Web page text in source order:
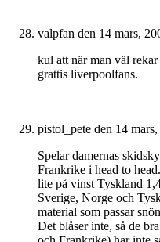
valpfan den 14 mars,
kul att när man väl
grattis liverpoolfans.
pistol_pete den 14
Spelar damernas
Frankrike i head to
lite på vinst Tyskland
Sverige, Norge och
material som passar
Det blåser inte, så de